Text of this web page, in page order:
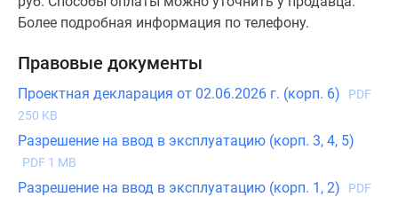
Более подробная информация по телефону.
Правовые документы
Проектная декларация от 02.06.2026 г. (корп. 6)
PDF
250 KB
Разрешение на ввод в эксплуатацию (корп. 3, 4, 5)
PDF 1 MB
Разрешение на ввод в эксплуатацию (корп. 1, 2)
PDF